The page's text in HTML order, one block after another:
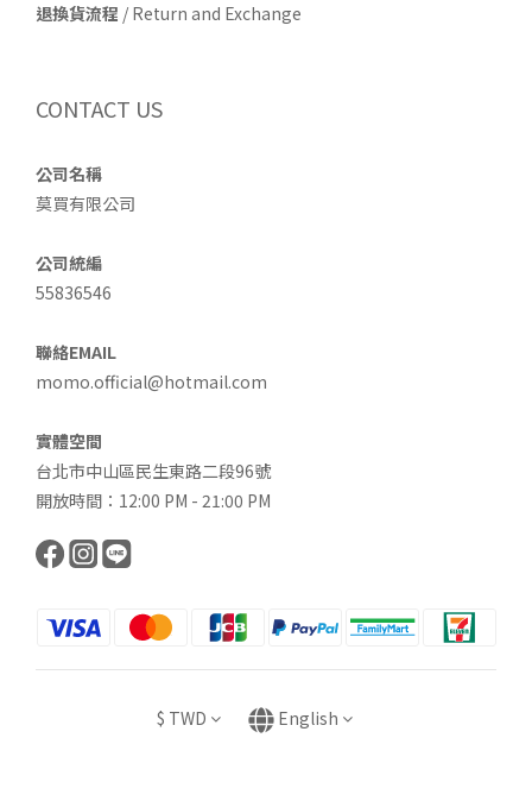
退換貨流程 / Return and Exchange
CONTACT US
公司名稱
莫買有限公司
公司統編
55836546
聯絡EMAIL
momo.official@hotmail.com
實體空間
台北市中山區民生東路二段96號
開放時間：12:00 PM - 21:00 PM
$ TWD English